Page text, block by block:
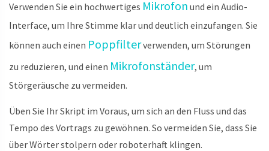
Verwenden Sie ein hochwertiges Mikrofon und ein Audio-
Interface, um Ihre Stimme klar und deutlich einzufangen. Sie
können auch einen Poppfilterverwenden, um Störungen
zu reduzieren, und einen Mikrofonständer, um
Störgeräusche zu vermeiden.
Üben Sie Ihr Skript im Voraus, um sich an den Fluss und das
Tempo des Vortrags zu gewöhnen. So vermeiden Sie, dass Sie
über Wörter stolpern oder roboterhaft klingen.